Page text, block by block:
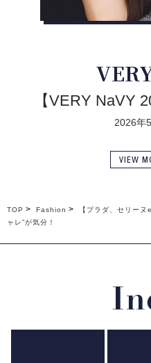
【VERY NaVY
2026年
VIEW
TOP Fashion
【プラダ、セリー
ャレ”が気分！